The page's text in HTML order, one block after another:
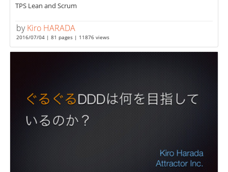
TPS Lean and Scrum
byKiro HARADA
2016/07/04 | 81 pages | 11876 views